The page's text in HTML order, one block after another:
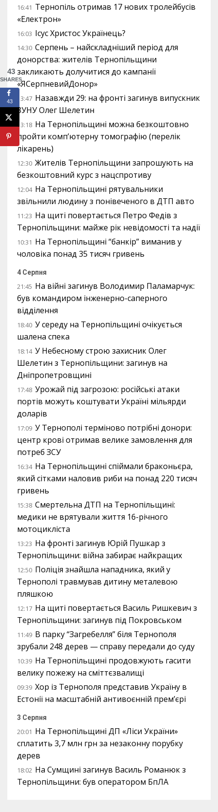
16:41 Тернопіль отримав 17 нових тролейбусів
«Електрон»
16:03 Ісус Христос Українець?
14:30 Серпень – найскладніший період для
донорства: жителів Тернопільщини
закликають долучитися до кампанії
«ЯСерпневийДонор»
13:47 Назавжди 29: на фронті загинув випускник
ЗУНУ Олег Шелетин
13:18 На Тернопільщині можна безкоштовно
пройти комп’ютерну томографію (перелік
лікарень)
12:30 Жителів Тернопільщини запрошують на
безкоштовний курс з нацспротиву
12:04 На Тернопільщині рятувальники
звільнили людину з понівеченого в ДТП авто
11:23 На щиті повертається Петро Федів з
Тернопільщини: майже рік невідомості та надії
10:31 На Тернопільщині “банкір” виманив у
чоловіка понад 35 тисяч гривень
4 Серпня
21:45 На війні загинув Володимир Паламарчук:
був командиром інженерно-саперного
відділення
18:40 У середу на Тернопільщині очікується
шалена спека
18:14 У Небесному строю захисник Олег
Шелетин з Тернопільщини: загинув на
Дніпропетровщині
17:48 Урожай під загрозою: російські атаки
портів можуть коштувати Україні мільярди
доларів
17:09 У Тернополі терміново потрібні донори:
центр крові отримав велике замовлення для
потреб ЗСУ
16:34 На Тернопільщині спіймали браконьєра,
який сітками наловив риби на понад 220 тисяч
гривень
15:38 Смертельна ДТП на Тернопільщині:
медики не врятували життя 16-річного
мотоцикліста
13:23 На фронті загинув Юрій Пушкар з
Тернопільщини: війна забирає найкращих
12:50 Поліція знайшла нападника, який у
Тернополі травмував дитину металевою
пляшкою
12:17 На щиті повертається Василь Ришкевич з
Тернопільщини: загинув під Покровськом
11:49 В парку “Загребелля” біля Тернополя
зрубали 248 дерев — справу передали до суду
10:39 На Тернопільщині продовжують гасити
велику пожежу на сміттєзвалищі
09:39 Хор із Тернополя представив Україну в
Естонії на масштабній антивоєнній прем’єрі
3 Серпня
20:01 На Тернопільщині ДП «Ліси України»
сплатить 3,7 млн грн за незаконну порубку
дерев
18:02 На Сумщині загинув Василь Романюк з
Тернопільщини: був оператором БпЛА
43
SHARES
43